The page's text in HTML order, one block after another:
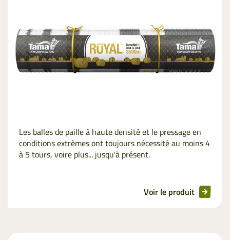
Les balles de paille à haute densité et le pressage en
conditions extrêmes ont toujours nécessité au moins 4
à 5 tours, voire plus... jusqu'à présent.
Voir le produit